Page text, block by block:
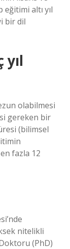
eğitimi altı yıl
bir dil
olabilmesi
gereken bir
(bilimsel
fazla 12
nitelikli
(PhD)